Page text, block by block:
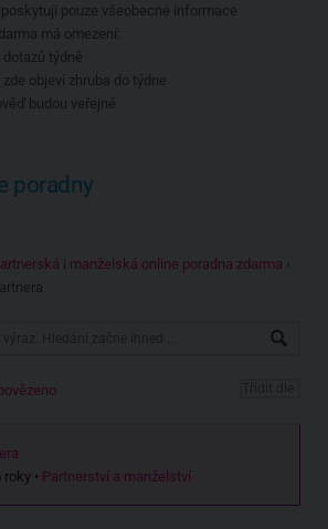
pouze všeobecné informace
má omezení:
týdně
zde objeví zhruba do týdne
budou veřejné
poradny
i manželská online poradna zdarma ›
roky • Partnerství a manželství